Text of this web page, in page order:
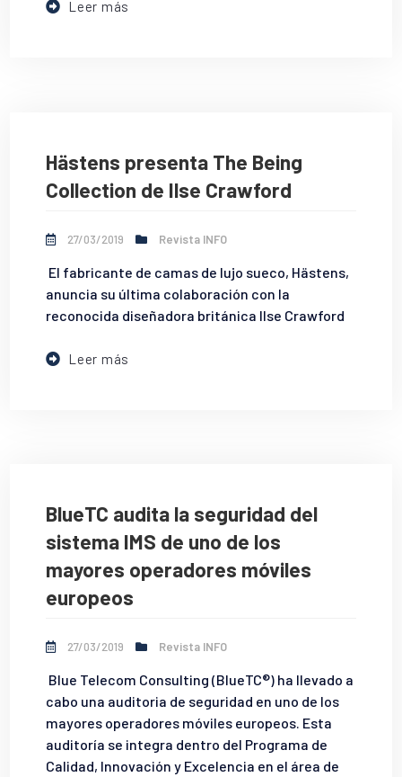
Leer más
Hästens presenta The Being
Collection de Ilse Crawford
27/03/2019 Revista INFO
El fabricante de camas de lujo sueco, Hästens,
anuncia su última colaboración con la
reconocida diseñadora británica Ilse Crawford
Leer más
BlueTC audita la seguridad del
sistema IMS de uno de los
mayores operadores móviles
europeos
27/03/2019 Revista INFO
Blue Telecom Consulting (BlueTC®) ha llevado a
cabo una auditoria de seguridad en uno de los
mayores operadores móviles europeos. Esta
auditoría se integra dentro del Programa de
Calidad, Innovación y Excelencia en el área de